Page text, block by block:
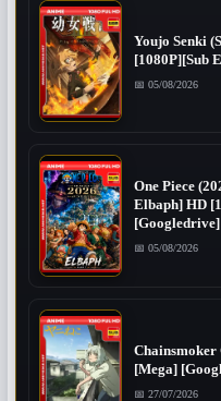
Youjo Senki
[1080P][Sub
📅 05/08/2026
One Piece
Elbaph] HD
[Googledrive]
📅 05/08/2026
Chainsmoker Cat [4/?] HD
[Mega]
📅 27/07/2026